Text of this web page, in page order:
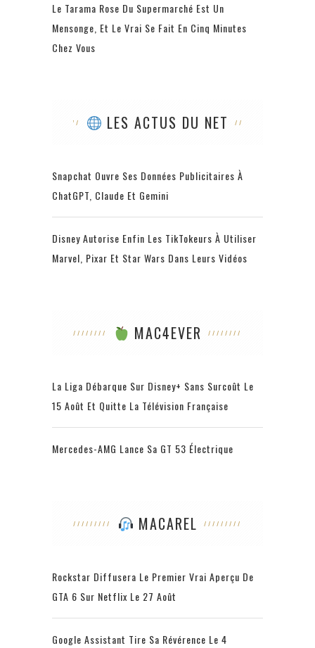
Le Tarama Rose Du Supermarché Est Un
Mensonge, Et Le Vrai Se Fait En Cinq Minutes
Chez Vous
LES ACTUS DU NET
Snapchat Ouvre Ses Données Publicitaires À
ChatGPT, Claude Et Gemini
Disney Autorise Enfin Les TikTokeurs À Utiliser
Marvel, Pixar Et Star Wars Dans Leurs Vidéos
MAC4EVER
La Liga Débarque Sur Disney+ Sans Surcoût Le
15 Août Et Quitte La Télévision Française
Mercedes-AMG Lance Sa GT 53 Électrique
MACAREL
Rockstar Diffusera Le Premier Vrai Aperçu De
GTA 6 Sur Netflix Le 27 Août
Google Assistant Tire Sa Révérence Le 4